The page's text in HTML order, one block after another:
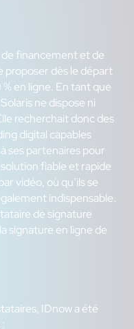
financement et de
proposer dès le départ
en ligne. En tant que
ne dispose ni
recherchait donc des
digital capables
ses partenaires pour
fiable et rapide
vidéo, où qu’ils se
indispensable.
de signature
signature en ligne de
IDnow a été